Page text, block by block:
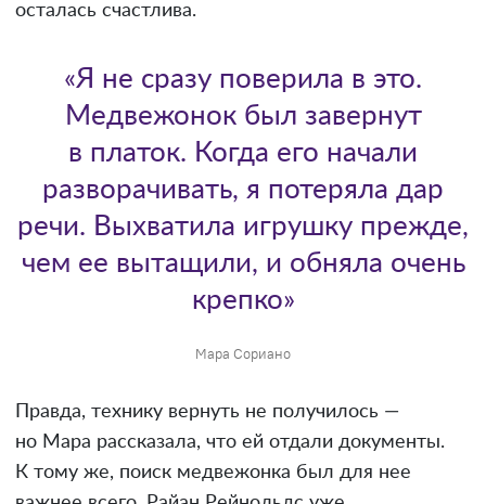
осталась счастлива.
Мара Сориано
«Я не сразу поверила в это.
Медвежонок был завернут
в платок. Когда его начали
разворачивать, я потеряла дар
речи. Выхватила игрушку прежде,
чем ее вытащили, и обняла очень
крепко»
Правда, технику вернуть не получилось —
но Мара рассказала, что ей отдали документы.
К тому же, поиск медвежонка был для нее